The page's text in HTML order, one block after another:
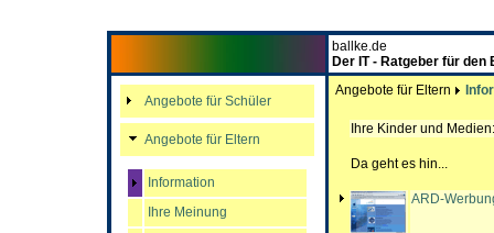
ballke.de
Der IT - Ratgeber für
Angebote für Schüler
Angebote für Eltern
Information
Ihre Meinung
Angebote für Eltern
Ihre Kinder und
Da geht es hin...
ARD-